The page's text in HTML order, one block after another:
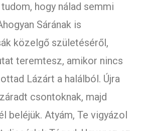
hogy nálad semmi
Sárának is
közelgő születéséről,
teremtesz, amikor nincs
Lázárt a halálból. Újra
csontoknak, majd
beléjük. Atyám, Te vigyázol